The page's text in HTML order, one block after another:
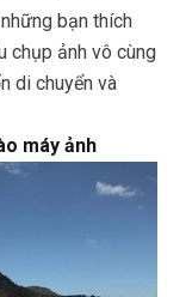
bạn thích
chụp ảnh vô cùng
di chuyển và
máy ảnh